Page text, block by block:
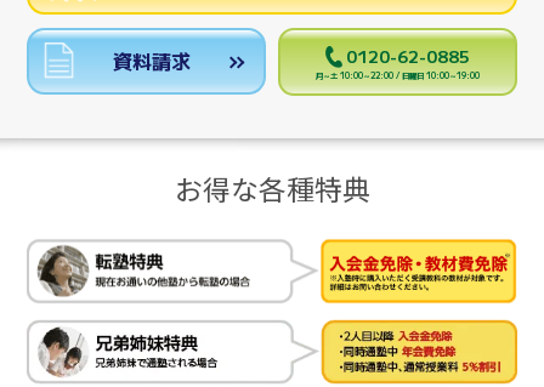
資料請求 0120-62-0885
月～土 10:00～22:00 / 日曜日 10:00～19:00
お得な各種特典